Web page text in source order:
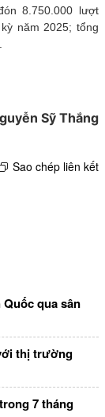
8.750.000 lượt
năm 2025; tổng
Sỹ Thắng
Sao chép liên kết
qua sân
thị trường
7 tháng